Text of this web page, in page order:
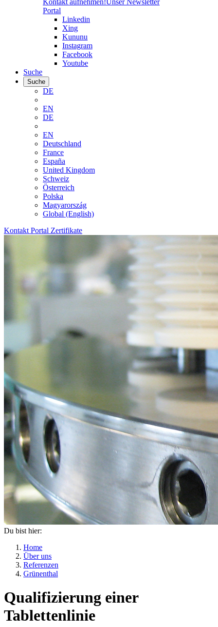
Kontakt aufnehmen!Unser Newsletter
Portal
Linkedin
Xing
Kununu
Instagram
Facebook
Youtube
Suche
Suche
DE
EN
DE
EN
Deutschland
France
España
United Kingdom
Schweiz
Österreich
Polska
Magyarország
Global (English)
Kontakt Portal Zertifikate
Du bist hier:
Home
Über uns
Referenzen
Grünenthal
Qualifizierung einer
Tablettenlinie